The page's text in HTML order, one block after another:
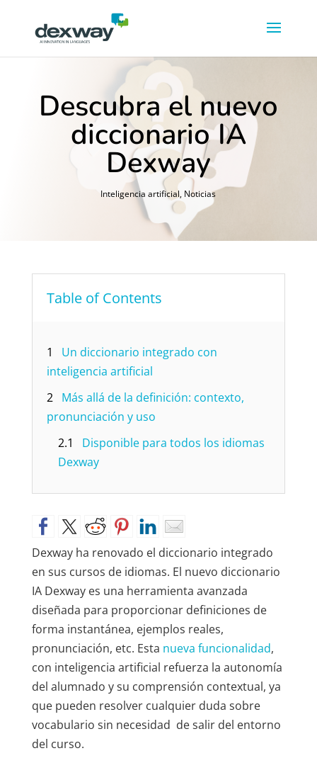
Descubra el nuevo
diccionario IA
Dexway
Inteligencia artificial, Noticias
Table of Contents
1
Un diccionario integrado con
inteligencia artificial
2
Más allá de la definición: contexto,
pronunciación y uso
2.1
Disponible para todos los idiomas
Dexway
Dexway ha renovado el diccionario integrado
en sus cursos de idiomas. El nuevo diccionario
IA Dexway es una herramienta avanzada
diseñada para proporcionar definiciones de
forma instantánea, ejemplos reales,
pronunciación, etc. Esta nueva funcionalidad,
con inteligencia artificial refuerza la autonomía
del alumnado y su comprensión contextual, ya
que pueden resolver cualquier duda sobre
vocabulario sin necesidad de salir del entorno
del curso.